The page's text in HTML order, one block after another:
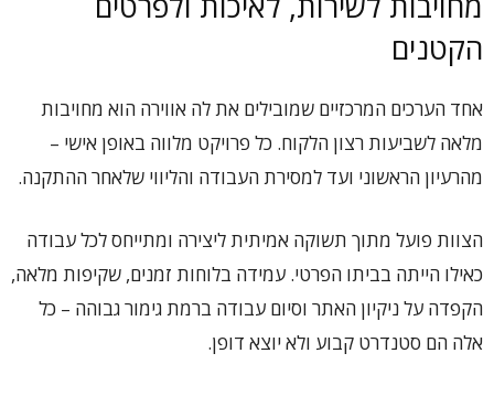
הקטנים
אחד הערכים המרכזיים שמובילים את לה אווירה הוא מחויבות
מלאה לשביעות רצון הלקוח. כל פרויקט מלווה באופן אישי –
מהרעיון הראשוני ועד למסירת העבודה והליווי שלאחר ההתקנה.
הצוות פועל מתוך תשוקה אמיתית ליצירה ומתייחס לכל עבודה
כאילו הייתה בביתו הפרטי. עמידה בלוחות זמנים, שקיפות מלאה,
הקפדה על ניקיון האתר וסיום עבודה ברמת גימור גבוהה – כל
אלה הם סטנדרט קבוע ולא יוצא דופן.